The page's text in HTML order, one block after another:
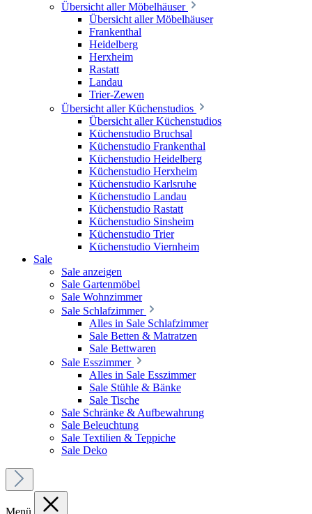
Übersicht aller Möbelhäuser
Übersicht aller Möbelhäuser
Frankenthal
Heidelberg
Herxheim
Rastatt
Landau
Trier-Zewen
Übersicht aller Küchenstudios
Übersicht aller Küchenstudios
Küchenstudio Bruchsal
Küchenstudio Frankenthal
Küchenstudio Heidelberg
Küchenstudio Herxheim
Küchenstudio Karlsruhe
Küchenstudio Landau
Küchenstudio Rastatt
Küchenstudio Sinsheim
Küchenstudio Trier
Küchenstudio Viernheim
Sale
Sale anzeigen
Sale Gartenmöbel
Sale Wohnzimmer
Sale Schlafzimmer
Alles in Sale Schlafzimmer
Sale Betten & Matratzen
Sale Bettwaren
Sale Esszimmer
Alles in Sale Esszimmer
Sale Stühle & Bänke
Sale Tische
Sale Schränke & Aufbewahrung
Sale Beleuchtung
Sale Textilien & Teppiche
Sale Deko
Menü